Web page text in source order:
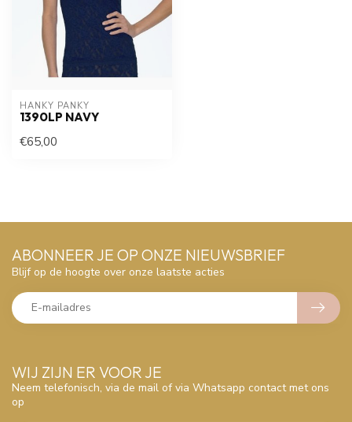
HANKY PANKY
1390LP NAVY
€65,00
WIJ ZIJN ER VOOR JE
Neem telefonisch, via de mail of via Whatsapp contact met ons
op
ABONNEER JE OP ONZE NIEUWSBRIEF
Blijf op de hoogte over onze laatste acties